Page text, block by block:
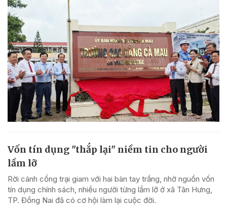
Vốn tín dụng "thắp lại" niềm tin cho người
lầm lỡ
Rời cánh cổng trại giam với hai bàn tay trắng, nhờ nguồn vốn
tín dụng chính sách, nhiều người từng lầm lỡ ở xã Tân Hưng,
TP. Đồng Nai đã có cơ hội làm lại cuộc đời.